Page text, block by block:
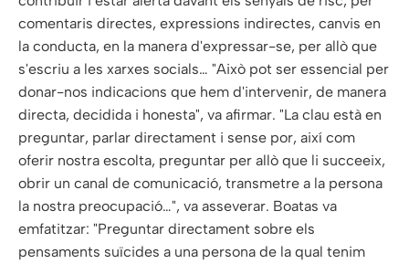
comentaris directes, expressions indirectes, canvis en
la conducta, en la manera d'expressar-se, per allò que
s'escriu a les xarxes socials… "Això pot ser essencial per
donar-nos indicacions que hem d'intervenir, de manera
directa, decidida i honesta", va afirmar. "La clau està en
preguntar, parlar directament i sense por, així com
oferir nostra escolta, preguntar per allò que li succeeix,
obrir un canal de comunicació, transmetre a la persona
la nostra preocupació…", va asseverar. Boatas va
emfatitzar: "Preguntar directament sobre els
pensaments suïcides a una persona de la qual tenim